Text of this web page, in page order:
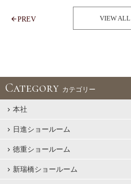
PREV VIEW ALL
Category カテゴリー
本社
日進ショールーム
徳重ショールーム
新瑞橋ショールーム